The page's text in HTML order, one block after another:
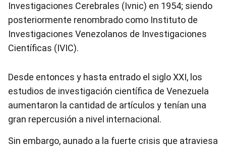
Investigaciones Cerebrales (Ivnic) en 1954; siendo
posteriormente renombrado como Instituto de
Investigaciones Venezolanos de Investigaciones
Científicas (IVIC).
Desde entonces y hasta entrado el siglo XXI, los
estudios de investigación científica de Venezuela
aumentaron la cantidad de artículos y tenían una
gran repercusión a nivel internacional.
Sin embargo, aunado a la fuerte crisis que atraviesa